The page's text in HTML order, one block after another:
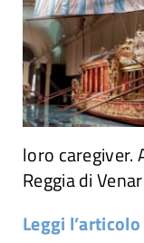
loro caregiver.
Reggia di
Leggi